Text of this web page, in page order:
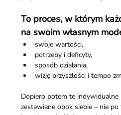
To proces, w którym
na swoim własnym
swoje wartości,
potrzeby i deficyty,
sposób działania,
wizję przyszłości i tempo
Dopiero potem te
zestawiane obok siebie – nie